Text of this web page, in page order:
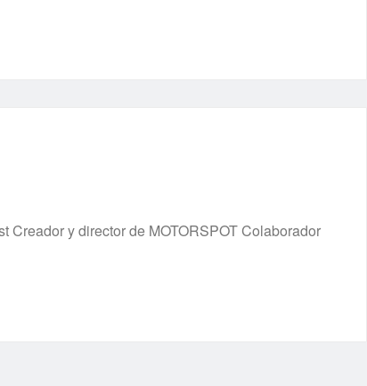
Creador y director de MOTORSPOT Colaborador